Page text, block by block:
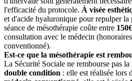
l'efficacité du protocole. À visée
et d'acide hyaluronique pour repulper la
séance de mésothérapie coûte entre
consultation avec le médecin
conventionné).
Est-ce que la mésothérapie est
La Sécurité Sociale ne rembourse pas la
double condition : elle est réalisée lors